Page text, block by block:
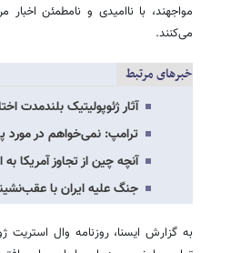
مواجهند، با ناامیدی و نامطمئن
می‌کنند.
خبرهای مرتبط
آثار ژئوپولیتیک بلندمدت
ترامپ: نمی‌خواهم در مورد
آنچه چین از تجاوز آمریکا
جنگ علیه ایران با
به گزارش ایسنا، روزنامه وال